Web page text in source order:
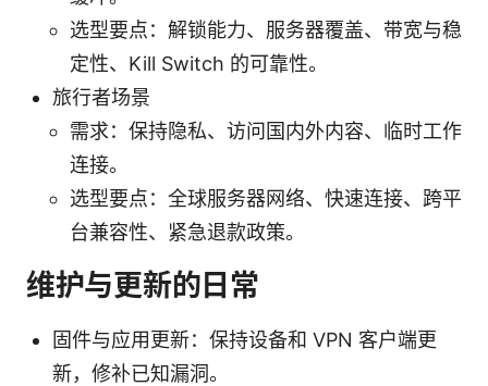
选型要点：解锁能力、服务器覆盖、带宽与稳
定性、Kill Switch 的可靠性。
旅行者场景
需求：保持隐私、访问国内外内容、临时工作
连接。
选型要点：全球服务器网络、快速连接、跨平
台兼容性、紧急退款政策。
维护与更新的日常
固件与应用更新：保持设备和 VPN 客户端更
新，修补已知漏洞。